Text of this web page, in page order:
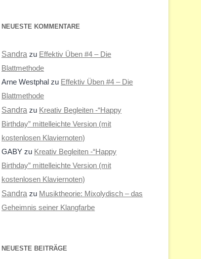
NEUESTE KOMMENTARE
Sandra zu Effektiv Üben #4 – Die
Blattmethode
Arne Westphal zu Effektiv Üben #4 – Die
Blattmethode
Sandra zu Kreativ Begleiten -“Happy
Birthday” mittelleichte Version (mit
kostenlosen Klaviernoten)
GABY zu Kreativ Begleiten -“Happy
Birthday” mittelleichte Version (mit
kostenlosen Klaviernoten)
Sandra zu Musiktheorie: Mixolydisch – das
Geheimnis seiner Klangfarbe
NEUESTE BEITRÄGE